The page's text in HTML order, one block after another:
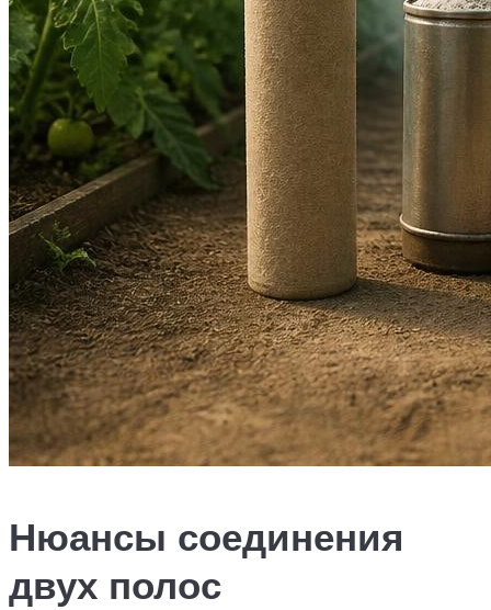
Нюансы соединения
двух полос